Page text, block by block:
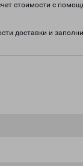
стоимости с
доставки и